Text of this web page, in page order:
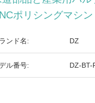
ポリシングマシン
ンド名: DZ
ル番号: DZ-BT-